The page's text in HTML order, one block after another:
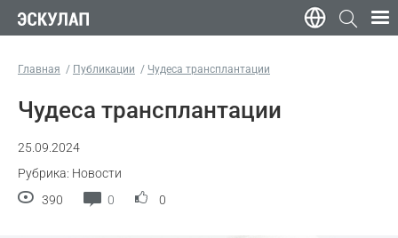
Главная Публикации Чудеса трансплантации
Чудеса трансплантации
25.09.2024
Рубрика: Новости
390
0 0